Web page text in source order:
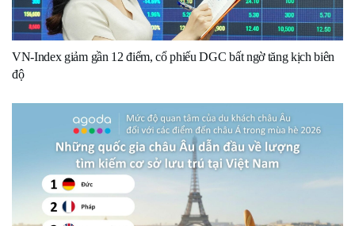
VN-Index giảm gần 12 điểm, cổ phiếu DGC bất ngờ tăng kịch biên
độ